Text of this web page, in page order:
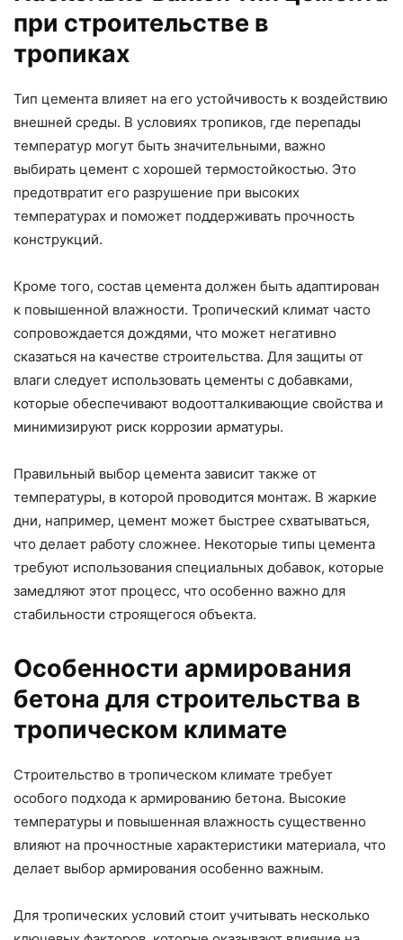
при строительстве в
тропиках
Тип цемента влияет на его устойчивость к воздействию
внешней среды. В условиях тропиков, где перепады
температур могут быть значительными, важно
выбирать цемент с хорошей термостойкостью. Это
предотвратит его разрушение при высоких
температурах и поможет поддерживать прочность
конструкций.
Кроме того, состав цемента должен быть адаптирован
к повышенной влажности. Тропический климат часто
сопровождается дождями, что может негативно
сказаться на качестве строительства. Для защиты от
влаги следует использовать цементы с добавками,
которые обеспечивают водоотталкивающие свойства и
минимизируют риск коррозии арматуры.
Правильный выбор цемента зависит также от
температуры, в которой проводится монтаж. В жаркие
дни, например, цемент может быстрее схватываться,
что делает работу сложнее. Некоторые типы цемента
требуют использования специальных добавок, которые
замедляют этот процесс, что особенно важно для
стабильности строящегося объекта.
Особенности армирования
бетона для строительства в
тропическом климате
Строительство в тропическом климате требует
особого подхода к армированию бетона. Высокие
температуры и повышенная влажность существенно
влияют на прочностные характеристики материала, что
делает выбор армирования особенно важным.
Для тропических условий стоит учитывать несколько